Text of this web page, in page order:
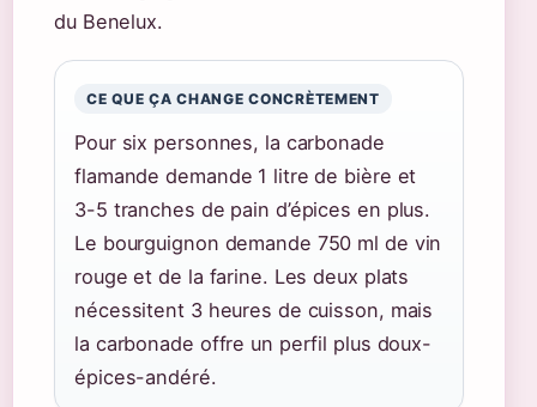
du Benelux.
CE QUE ÇA CHANGE CONCRÈTEMENT
Pour six personnes, la carbonade
flamande demande 1 litre de bière et
3-5 tranches de pain d’épices en plus.
Le bourguignon demande 750 ml de vin
rouge et de la farine. Les deux plats
nécessitent 3 heures de cuisson, mais
la carbonade offre un perfil plus doux-
épices-andéré.